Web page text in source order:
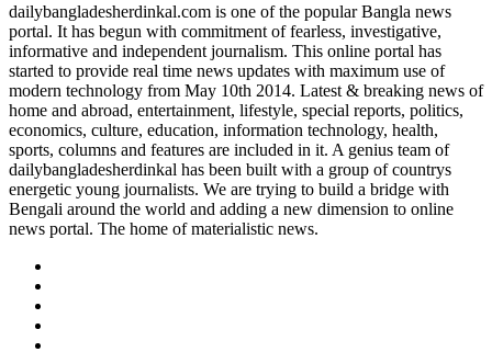
dailybangladesherdinkal.com is one of the popular Bangla news
portal. It has begun with commitment of fearless, investigative,
informative and independent journalism. This online portal has
started to provide real time news updates with maximum use of
modern technology from May 10th 2014. Latest & breaking news of
home and abroad, entertainment, lifestyle, special reports, politics,
economics, culture, education, information technology, health,
sports, columns and features are included in it. A genius team of
dailybangladesherdinkal has been built with a group of countrys
energetic young journalists. We are trying to build a bridge with
Bengali around the world and adding a new dimension to online
news portal. The home of materialistic news.